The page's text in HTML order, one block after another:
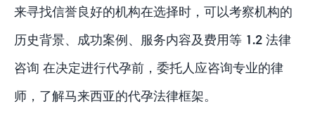
来寻找信誉良好的机构在选择时，可以考察机构的
历史背景、成功案例、服务内容及费用等 1.2 法律
咨询 在决定进行代孕前，委托人应咨询专业的律
师，了解马来西亚的代孕法律框架。